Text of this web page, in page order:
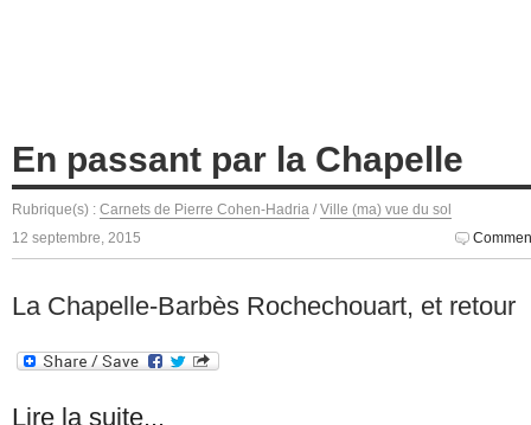
En passant par la Chapelle
Rubrique(s) : Carnets de Pierre Cohen-Hadria / Ville (ma) vue du sol
12 septembre, 2015
La Chapelle-Barbès Rochechouart, et retour
Lire la suite...